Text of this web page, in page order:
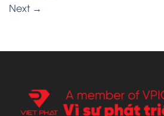
Next →